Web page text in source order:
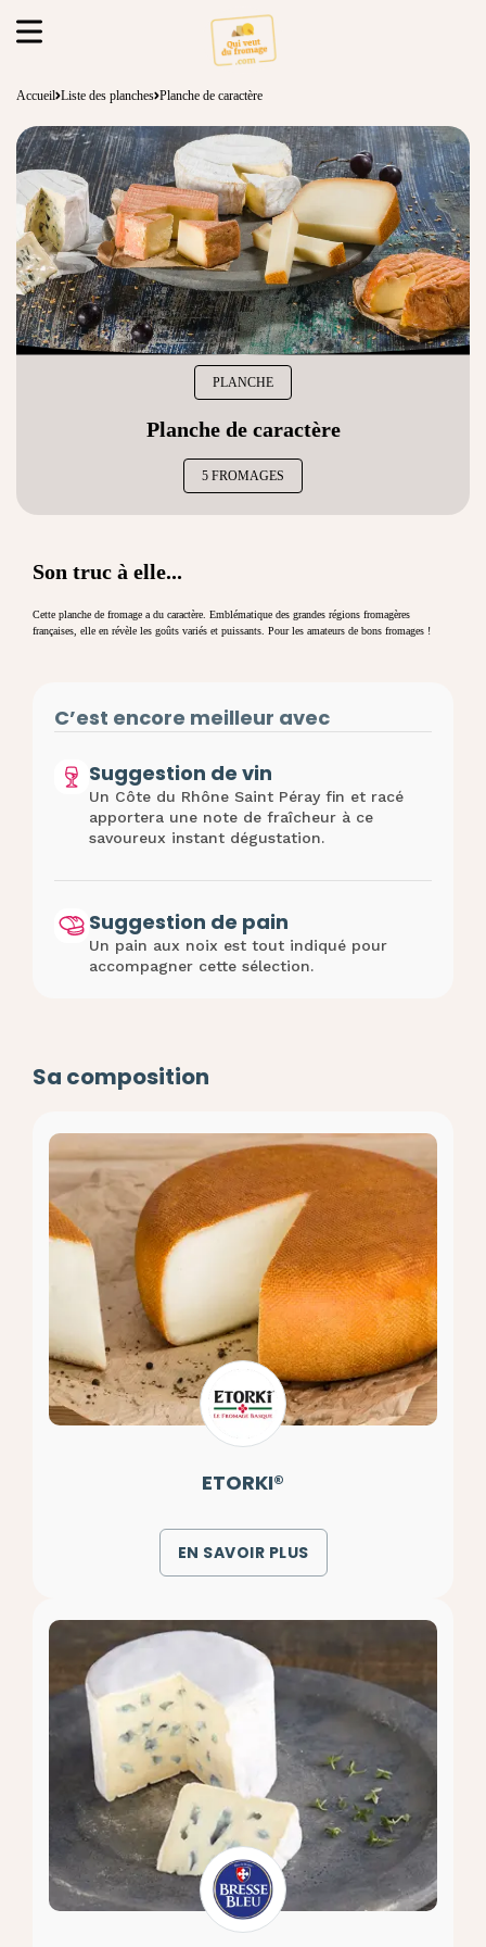
Accueil Liste des planches Planche de caractère
PLANCHE
Planche de caractère
5 FROMAGES
Son truc à elle...
Cette planche de fromage a du caractère. Emblématique des grandes régions fromagères
françaises, elle en révèle les goûts variés et puissants. Pour les amateurs de bons fromages !
C’est encore meilleur avec
Suggestion de vin
Un Côte du Rhône Saint Péray fin et racé
apportera une note de fraîcheur à ce
savoureux instant dégustation.
Suggestion de pain
Un pain aux noix est tout indiqué pour
accompagner cette sélection.
Sa composition
ETORKI®
EN SAVOIR PLUS